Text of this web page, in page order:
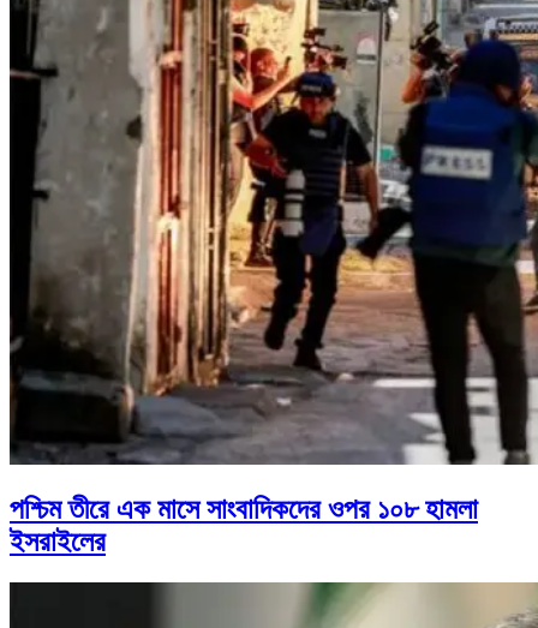
পশ্চিম তীরে এক মাসে সাংবাদিকদের ওপর ১০৮ হামলা
ইসরাইলের